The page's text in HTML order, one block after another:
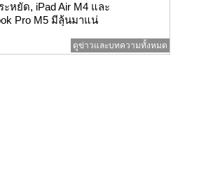
ะหยัด, iPad Air M4 และ
Pro M5 มีลุ้นมาแน่
ดูข่าวและบทความทั้งหมด